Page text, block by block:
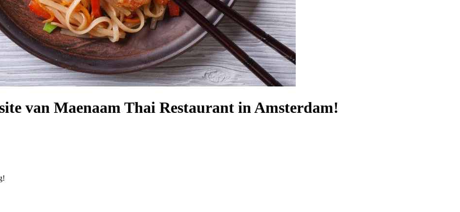
van Maenaam Thai Restaurant in Amsterdam!